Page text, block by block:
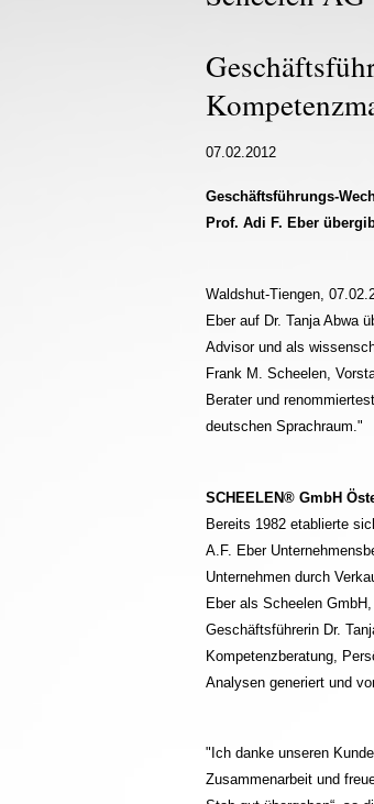
07.02.2012
Geschäftsführungs-
Prof. Adi F. Eber
Waldshut-Tiengen,
Eber auf Dr. Tanja Abwa
Advisor und als
Frank M. Scheelen,
Berater und
deutschen Sprachraum."
SCHEELEN® GmbH
Bereits 1982 etablierte
A.F. Eber
Unternehmen durch
Eber als Scheelen
Geschäftsführerin Dr.
Kompetenzberatung,
Analysen generiert und
"Ich danke unseren
Zusammenarbeit und